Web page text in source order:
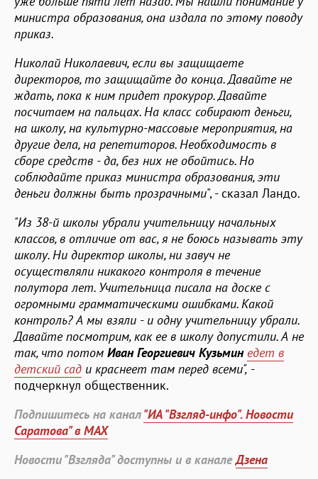
министра образования, она издала по этому поводу
приказ.
Николай Николаевич, если вы защищаете
директоров, то защищайте до конца. Давайте не
ждать, пока к ним придет прокурор. Давайте
посчитаем на пальцах. На класс собирают деньги,
на школу, на культурно-массовые мероприятия, на
другие дела, на репетиторов. Необходимость в
сборе средств - да, без них не обойтись. Но
соблюдайте приказ министра образования, эти
деньги должны быть прозрачными", - сказал Ландо.
"Из 38-й школы убрали учительницу начальных
классов, в отличие от вас, я не боюсь называть эту
школу. Ни директор школы, ни завуч не
осуществляли никакого контроля в течение
полутора лет. Учительница писала на доске с
огромными грамматическими ошибками. Какой
контроль? А мы взяли - и одну учительницу убрали.
Давайте посмотрим, как ее в школу допустили. А не
так, что потом Иван Георгиевич Кузьмин едет в
детский сад и краснеет там перед всеми", -
подчеркнул общественник.
Подпишитесь на канал"ИА "Взгляд-инфо". Новости
Саратова" в MAX
Новости "Взгляда" доступны и в каналеДзена